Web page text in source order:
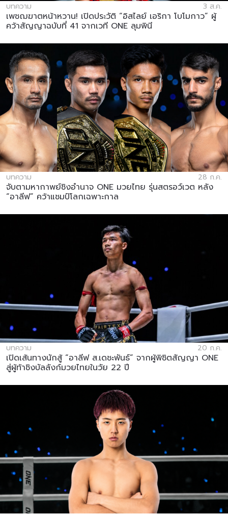
บทความ 3 ส.ค.
เพชฌฆาตหน้าหวาน! เปิดประวัติ “อิสไลย์ เอริกา โบโมกาว” ผู้
คว้าสัญญาฉบับที่ 41 จากเวที ONE ลุมพินี
บทความ 28 ก.ค.
จับตามหากาพย์ชิงอำนาจ ONE มวยไทย รุ่นสตรอว์เวต หลัง
“อาลีฟ” คว้าแชมป์โลกเฉพาะกาล
บทความ 20 ก.ค.
เปิดเส้นทางนักสู้ “อาลีฟ ส.เดชะพันธ์” จากผู้พิชิตสัญญา ONE
สู่ผู้ท้าชิงบัลลังก์มวยไทยในวัย 22 ปี